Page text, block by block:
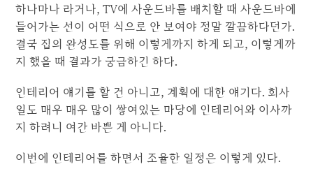
하나마나 라거나, TV에 사운드바를 배치할 때 사운드바에
들어가는 선이 어떤 식으로 안 보여야 정말 깔끔하다던가.
결국 집의 완성도를 위해 이렇게까지 하게 되고, 이렇게까
지 했을 때 결과가 궁금하긴 하다.
인테리어 얘기를 할 건 아니고, 계획에 대한 얘기다. 회사
일도 매우 매우 많이 쌓여있는 마당에 인테리어와 이사까
지 하려니 여간 바쁜 게 아니다.
이번에 인테리어를 하면서 조율한 일정은 이렇게 있다.